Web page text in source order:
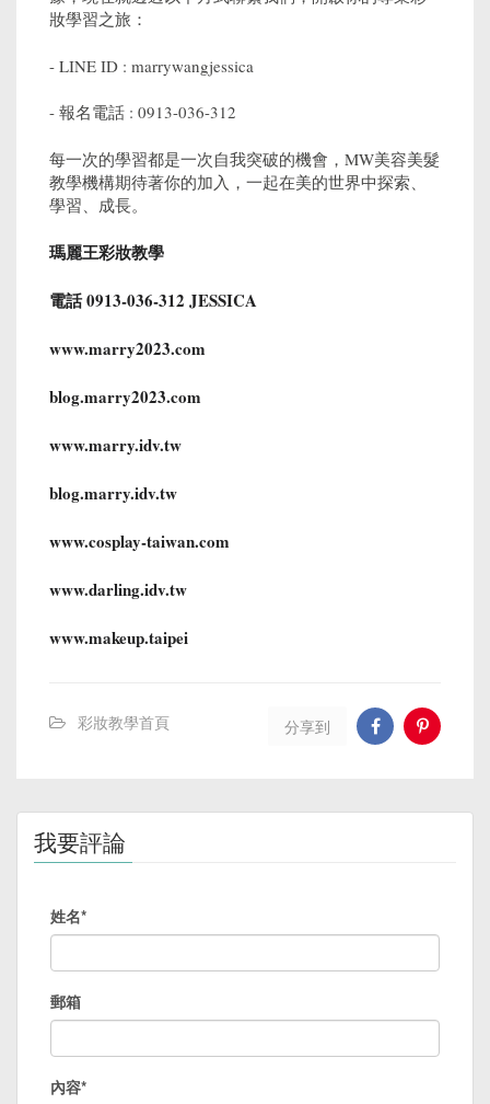
妝學習之旅：
- LINE ID : marrywangjessica
- 報名電話 : 0913-036-312
每一次的學習都是一次自我突破的機會，MW美容美髮
教學機構期待著你的加入，一起在美的世界中探索、
學習、成長。
瑪麗王彩妝教學
電話 0913-036-312 JESSICA
www.marry2023.com
blog.marry2023.com
www.marry.idv.tw
blog.marry.idv.tw
www.cosplay-taiwan.com
www.darling.idv.tw
www.makeup.taipei
彩妝教學首頁 分享到
我要評論
姓名*
郵箱
內容*